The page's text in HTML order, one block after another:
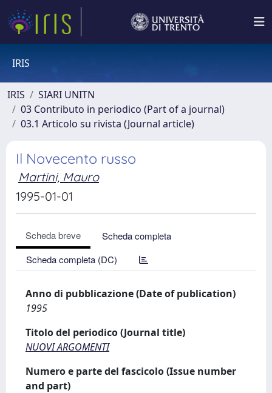
IRIS
IRIS
SIARI UNITN
03 Contributo in periodico (Part of a journal)
03.1 Articolo su rivista (Journal article)
Il Novecento russo
Martini, Mauro
1995-01-01
Scheda breve
Scheda completa
Scheda completa (DC)
Anno di pubblicazione (Date of publication)
1995
Titolo del periodico (Journal title)
NUOVI ARGOMENTI
Numero e parte del fascicolo (Issue number
and part)